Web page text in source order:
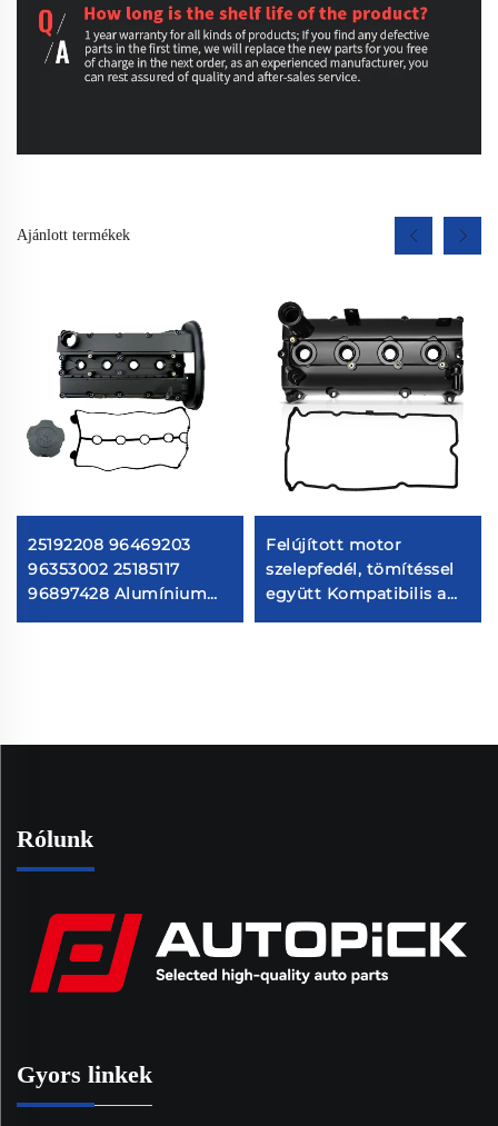
Ajánlott termékek
25192208 96469203
96353002 25185117
96897428 Alumínium
szeleptető kompatibilis
Felújított motor
szelepfedél, tömítéssel
együtt Kompatibilis a
Nissan Frontier 2005-
Rólunk
Gyors linkek